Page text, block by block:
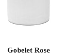
Gobelet Rose